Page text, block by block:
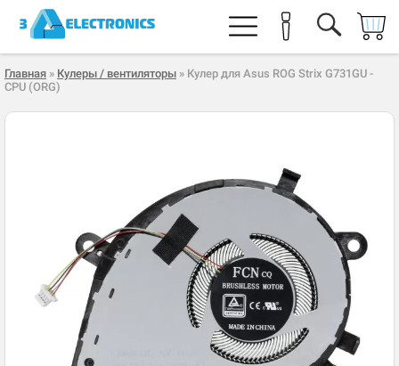
Главная » Кулеры / вентиляторы » Кулер для Asus ROG Strix G731GU -
CPU (ORG)